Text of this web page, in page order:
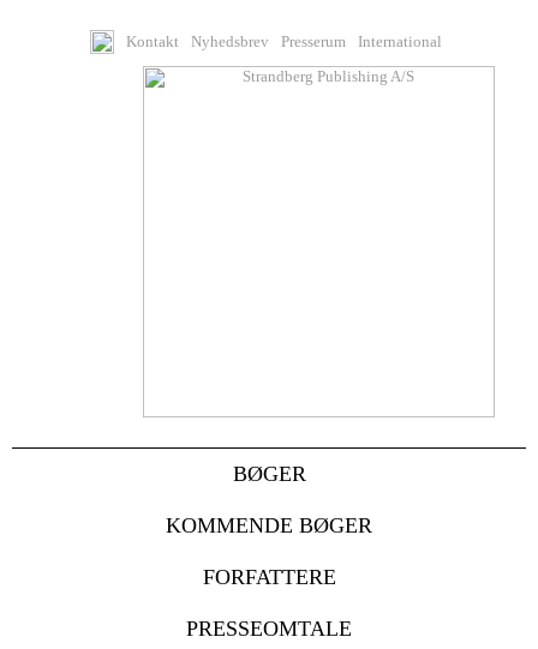
Kontakt Nyhedsbrev Presserum International
BØGER
KOMMENDE BØGER
FORFATTERE
PRESSEOMTALE